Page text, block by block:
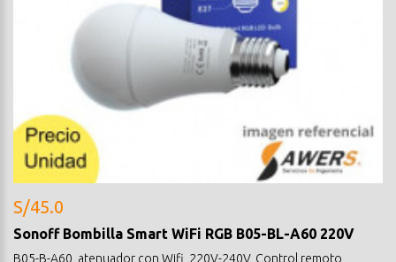
S/45.0
Sonoff Bombilla Smart WiFi RGB B05-BL-A60 220V
B05-B-A60, atenuador con Wifi, 220V-240V, Control remoto,